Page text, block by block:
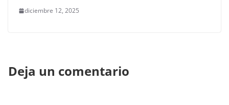
diciembre 12, 2025
Deja un comentario